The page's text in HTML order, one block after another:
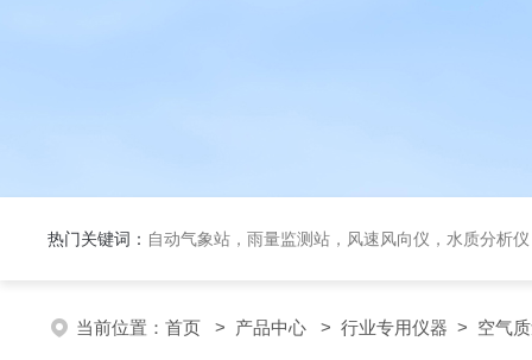
热门关键词： 自动气象站，雨量监测站，风速风向仪，水质分析
当前位置： 首页 > 产品中心 > 行业专用仪器 > 空气